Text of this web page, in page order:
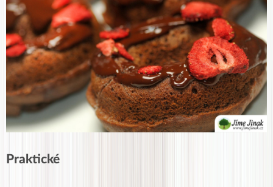
Praktické